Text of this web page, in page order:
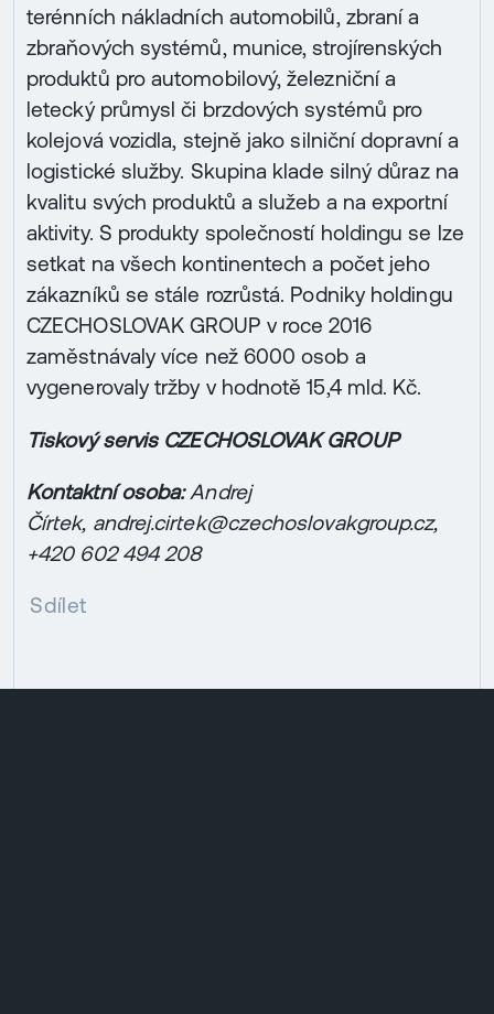
terénních nákladních automobilů, zbraní a
zbraňových systémů, munice, strojírenských
produktů pro automobilový, železniční a
letecký průmysl či brzdových systémů pro
kolejová vozidla, stejně jako silniční dopravní a
logistické služby. Skupina klade silný důraz na
kvalitu svých produktů a služeb a na exportní
aktivity. S produkty společností holdingu se lze
setkat na všech kontinentech a počet jeho
zákazníků se stále rozrůstá. Podniky holdingu
CZECHOSLOVAK GROUP v roce 2016
zaměstnávaly více než 6000 osob a
vygenerovaly tržby v hodnotě 15,4 mld. Kč.
Tiskový servis CZECHOSLOVAK GROUP
Kontaktní osoba: Andrej
Čírtek, andrej.cirtek@czechoslovakgroup.cz,
+420 602 494 208
Sdílet